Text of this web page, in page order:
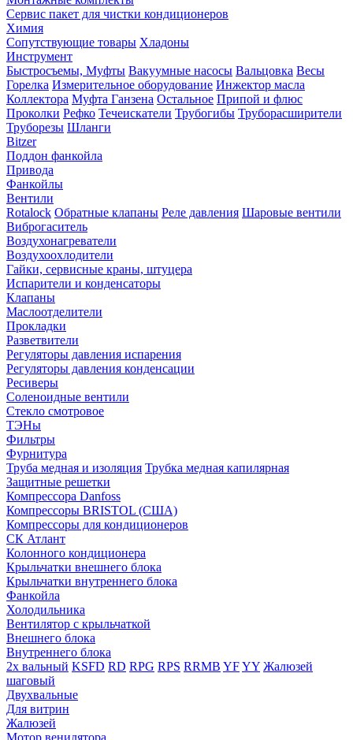
Сервис пакет для чистки кондиционеров
Химия
Сопутствующие товары Хладоны
Инструмент
Быстросъемы, Муфты Вакуумные насосы Вальцовка Весы
Горелка Измерительное оборудование Инжектор масла
Коллектора Муфта Ганзена Остальное Припой и флюс
Проколки Рефко Течеискатели Трубогибы Труборасширители
Труборезы Шланги
Bitzer
Поддон фанкойла
Привода
Фанкойлы
Вентили
Rotalock Обратные клапаны Реле давления Шаровые вентили
Виброгаситель
Воздухонагреватели
Воздухоохлодители
Гайки, сервисные краны, штуцера
Испарители и конденсаторы
Клапаны
Маслоотделители
Прокладки
Разветвители
Регуляторы давления испарения
Регуляторы давления конденсации
Ресиверы
Соленоидные вентили
Стекло смотровое
ТЭНы
Фильтры
Фурнитура
Труба медная и изоляция Трубка медная капилярная
Защитные решетки
Компрессора Danfoss
Компрессоры BRISTOL (США)
Компрессоры для кондиционеров
СК Атлант
Колонного кондиционера
Крыльчатки внешнего блока
Крыльчатки внутреннего блока
Фанкойла
Холодильника
Вентилятор с крыльчаткой
Внешнего блока
Внутреннего блока
2х вальный KSFD RD RPG RPS RRMB YFYY Жалюзей
шаговый
Двухвальные
Для витрин
Жалюзей
Мотор венилятора